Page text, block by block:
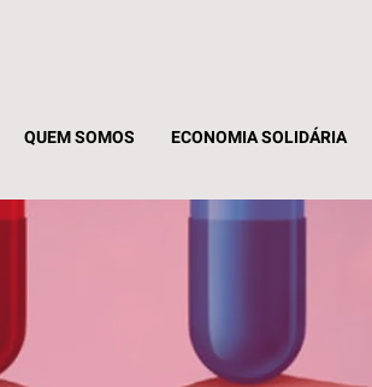
QUEM SOMOS ECONOMIA SOLIDÁRIA